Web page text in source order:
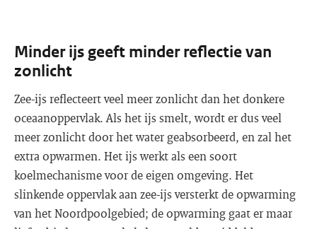
Minder ijs geeft minder reflectie van
zonlicht
Zee-ijs reflecteert veel meer zonlicht dan het donkere
oceaanoppervlak. Als het ijs smelt, wordt er dus veel
meer zonlicht door het water geabsorbeerd, en zal het
extra opwarmen. Het ijs werkt als een soort
koelmechanisme voor de eigen omgeving. Het
slinkende oppervlak aan zee-ijs versterkt de opwarming
van het Noordpoolgebied; de opwarming gaat er maar